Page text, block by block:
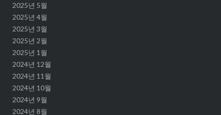
2025년 5월
2025년 4월
2025년 3월
2025년 2월
2025년 1월
2024년 12월
2024년 11월
2024년 10월
2024년 9월
2024년 8월